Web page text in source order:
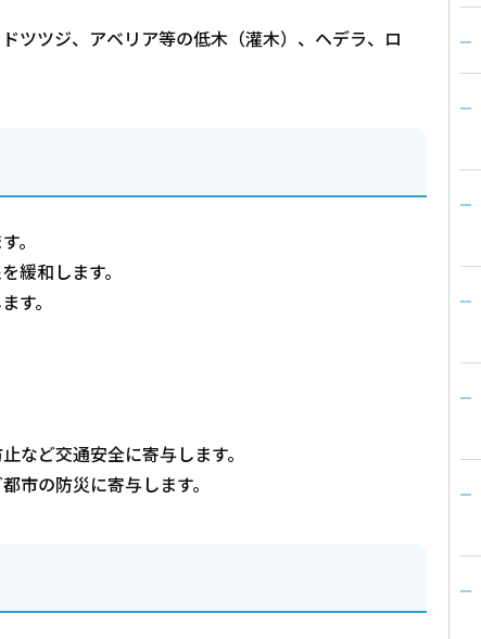
ツツジ、アベリア等の低木（灌木）、ヘデラ、ロ
。
緩和します。
す。
など交通安全に寄与します。
市の防災に寄与します。